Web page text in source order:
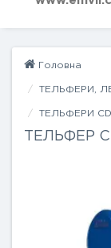
Головна
ТЕЛЬФЕРИ,
ТЕЛЬФЕРИ
ТЕЛЬФЕР